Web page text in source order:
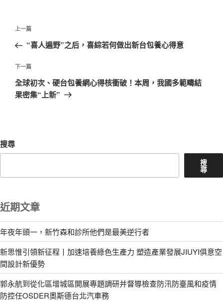
文
導
覽
上
一
文
章
上一篇
“喜人遍野”之后，喜綜若何做出新台包養心得意
下
一
篇
下一篇
全球初次、硬台包養網心得核衝破！本周，我國多範疇結
果密集“上新”
搜尋
搜
尋
近期文章
年夜年頭一，新竹森和診所他們是最美逆行者
新思惟引領新征程丨加速培養綠色生產力 塑造產業發展JIUYI俱意空
間設計新優勢
郭永航到從化區增城區開展專題調研并督導檢查防汛防臺風和疫情
防控任OSDER奧斯德台北汽車務